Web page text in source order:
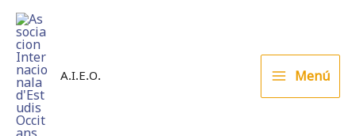
content
A.I.E.O. Menú